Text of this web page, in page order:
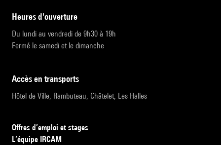
heures d'ouverture
Du lundi au vendredi de 9h30 à 19h
Fermé le samedi et le dimanche
accès en transports
Hôtel de Ville, Rambuteau, Châtelet, Les Halles
Offres d’emploi et stages
L’équipe IRCAM